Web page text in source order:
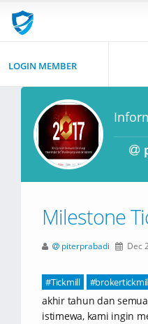
LOGIN MEMBER
Milestone
piterprabadi Dec
#Tickmill
akhir tahun dan
istimewa, kami ingin